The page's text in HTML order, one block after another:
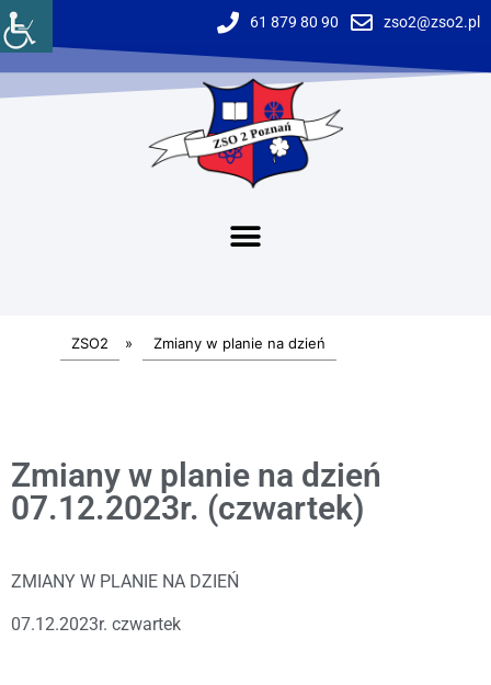
61 879 80 90 zso2@zso2.pl
ZSO2 » Zmiany w planie na dzień
Zmiany w planie na dzień
07.12.2023r. (czwartek)
ZMIANY W PLANIE NA DZIEŃ
07.12.2023r. czwartek